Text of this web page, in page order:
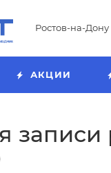
Ростов-на-Дону
АКЦИИ
записи